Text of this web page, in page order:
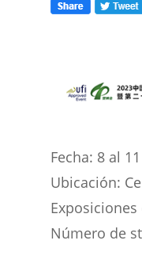
Fecha: 8 al
Ubicación:
Número de